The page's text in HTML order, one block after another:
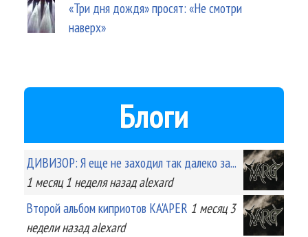
«Три дня дождя» просят: «Не смотри
наверх»
Блоги
ДИВИЗОР: Я еще не заходил так далеко за...
1 месяц 1 неделяназад alexard
Второй альбом киприотов KA'APER 1 месяц 3
неделиназад alexard